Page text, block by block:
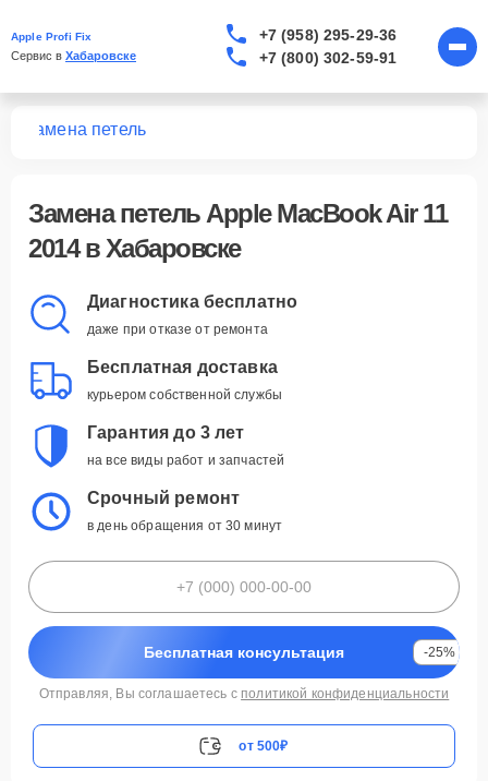
Apple Profi Fix
Сервис в Хабаровске
+7 (958) 295-29-36
+7 (800) 302-59-91
Замена петель
Замена петель Apple MacBook Air 11
2014 в Хабаровске
Диагностика бесплатно
даже при отказе от ремонта
Бесплатная доставка
курьером собственной службы
Гарантия до 3 лет
на все виды работ и запчастей
Срочный ремонт
в день обращения от 30 минут
Бесплатная консультация -25%
Отправляя, Вы соглашаетесь с политикой конфиденциальности
от 500₽